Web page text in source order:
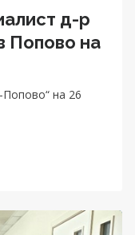
д-р
Попово на
на 26